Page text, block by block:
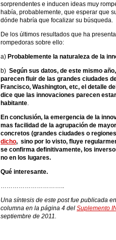
sorprendentes e inducen ideas muy
había, probablemente, que esperar que
dónde habría que focalizar su búsqueda.
De los últimos resultados que ha
rompedoras sobre ello:
a) Probablemente la naturaleza de la
b) Según sus datos, de este mismo
parecen fluir de las grandes ciudades
Francisco, Washington, etc, el detalle
dice que las innovaciones parecen
habitante.
En conclusión, la emergencia de la
mas facilidad de la agrupación de
concretos (grandes ciudades o
dicho, sino por lo visto, fluye
se confirma definitivamente, los
no en los lugares.
Qué interesante.
…………………………..
Una síntesis de este post fue publicada
columna en la página 4 del Suplemento
septiembre de 2011.